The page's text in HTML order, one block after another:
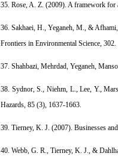
35. Rose, A. Z. (2009). A framework for
36. Sakhaei, H., Yeganeh, M., &
Frontiers in Environmental Science, 302.
37. Shahbazi, Mehrdad, Yeganeh,
38. Sydnor, S., Niehm, L., Lee, Y.,
Hazards, 85 (3), 1637-1663.
39. Tierney, K. J. (2007). Businesses
40. Webb, G. R., Tierney, K. J., &